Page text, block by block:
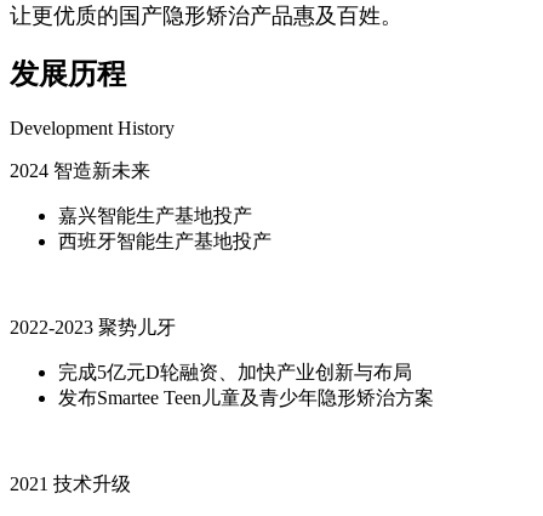
让更优质的国产隐形矫治产品惠及百姓。
发展历程
Development History
2024 智造新未来
嘉兴智能生产基地投产
西班牙智能生产基地投产
2022-2023 聚势儿牙
完成5亿元D轮融资、加快产业创新与布局
发布Smartee Teen儿童及青少年隐形矫治方案
2021 技术升级